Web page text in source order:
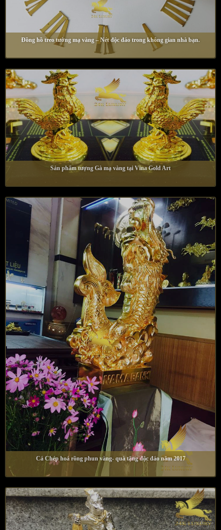
Đồng hồ treo tường mạ vàng – Nét độc đáo trong không gian nhà bạn.
Sản phẩm tượng Gà mạ vàng tại Vina Gold Art
Cá Chép hoá rồng phun vàng- quà tặng độc đáo năm 2017